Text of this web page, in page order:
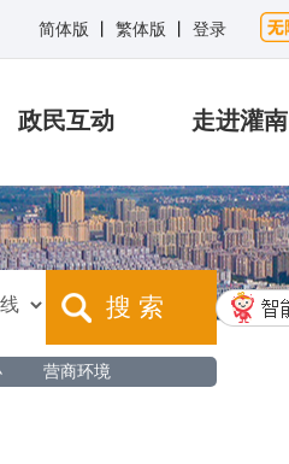
简体版 繁体版 登录
政民互动 走进灌南
搜 索
营商环境